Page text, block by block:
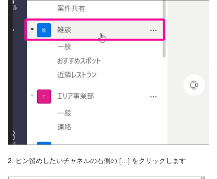
2. ピン留めしたいチャネルの右側の […] をクリックします